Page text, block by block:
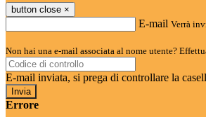
button close ×
E-mail Verrà
Non hai una e-mail associata al nome utente?
E-mail inviata, si prega di controllare la
Errore